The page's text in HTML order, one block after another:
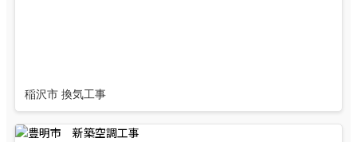
稲沢市 換気工事